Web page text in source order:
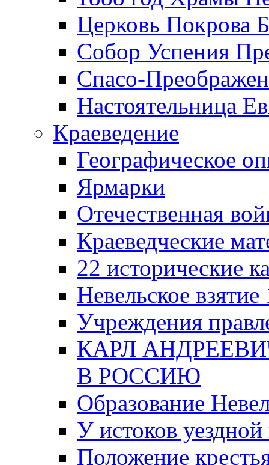
Церковь Покрова
Собор Успения
Спасо-
Настоятельница
Краеведение
Географическое
Ярмарки
Отечественная
Краеведческие
22 исторические
Невельское
Учреждения
КАРЛ
В РОССИЮ
Образование
У истоков
Положение